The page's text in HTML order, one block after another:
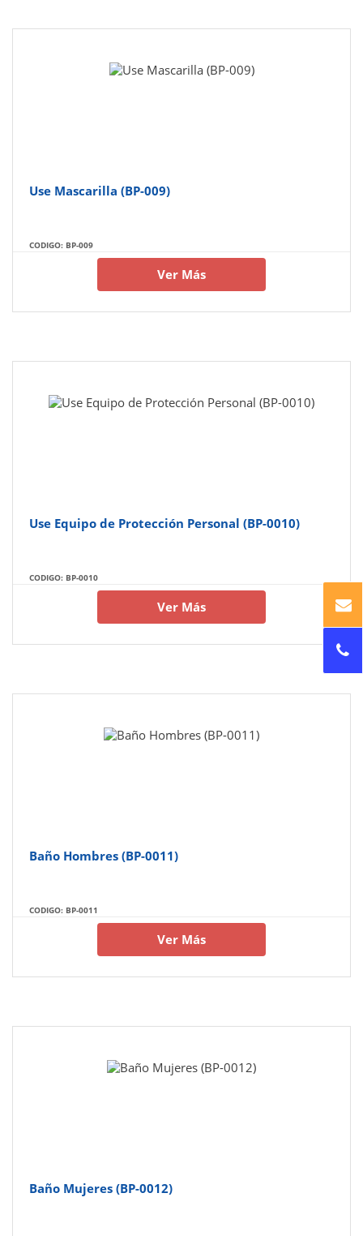
Use Mascarilla (BP-009)
CODIGO: BP-009
Ver Más
Use Equipo de Protección Personal (BP-0010)
CODIGO: BP-0010
Ver Más
Baño Hombres (BP-0011)
CODIGO: BP-0011
Ver Más
Baño Mujeres (BP-0012)